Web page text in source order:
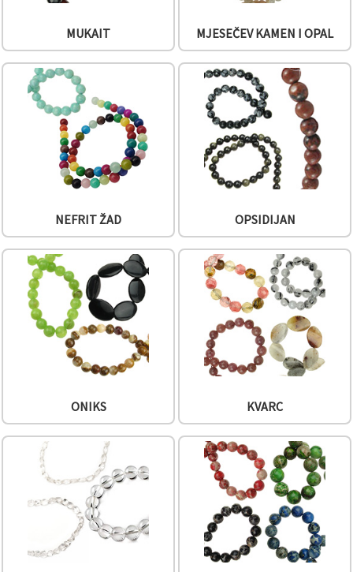
MUKAIT MJESEČEV KAMEN I OPAL
NEFRIT ŽAD OPSIDIJAN
ONIKS KVARC